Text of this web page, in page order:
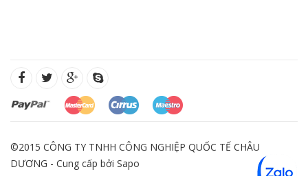
©2015 CÔNG TY TNHH CÔNG NGHIỆP QUỐC TẾ CHÂU
DƯƠNG - Cung cấp bởi Sapo